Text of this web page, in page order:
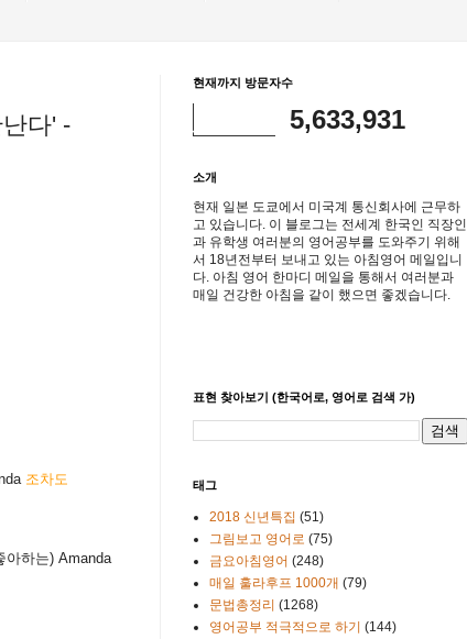
다' -
조차도
아하는) Amanda
현재까지 방문자수
5,633,931
소개
현재 일본 도쿄에서 미국계 통신회사에 근무하
고 있습니다. 이 블로그는 전세계 한국인 직장인
과 유학생 여러분의 영어공부를 도와주기 위해
서 18년전부터 보내고 있는 아침영어 메일입니
다. 아침 영어 한마디 메일을 통해서 여러분과
매일 건강한 아침을 같이 했으면 좋겠습니다.
표현 찾아보기 (한국어로, 영어로 검색 가)
태그
2018 신년특집 (51)
그림보고 영어로 (75)
금요아침영어 (248)
매일 훌라후프 1000개 (79)
문법총정리 (1268)
영어공부 적극적으로 하기 (144)